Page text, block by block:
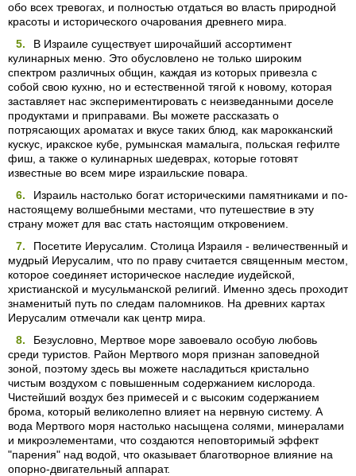
обо всех тревогах, и полностью отдаться во власть природной
красоты и исторического очарования древнего мира.
В Израиле существует широчайший ассортимент
кулинарных меню. Это обусловлено не только широким
спектром различных общин, каждая из которых привезла с
собой свою кухню, но и естественной тягой к новому, которая
заставляет нас экспериментировать с неизведанными доселе
продуктами и приправами. Вы можете рассказать о
потрясающих ароматах и вкусе таких блюд, как марокканский
кускус, иракское кубе, румынская мамалыга, польская гефилте
фиш, а также о кулинарных шедеврах, которые готовят
известные во всем мире израильские повара.
Израиль настолько богат историческими памятниками и по-
настоящему волшебными местами, что путешествие в эту
страну может для вас стать настоящим откровением.
Посетите Иерусалим. Столица Израиля - величественный и
мудрый Иерусалим, что по праву считается священным местом,
которое соединяет историческое наследие иудейской,
христианской и мусульманской религий. Именно здесь проходит
знаменитый путь по следам паломников. На древних картах
Иерусалим отмечали как центр мира.
Безусловно, Мертвое море завоевало особую любовь
среди туристов. Район Мертвого моря признан заповедной
зоной, поэтому здесь вы можете насладиться кристально
чистым воздухом с повышенным содержанием кислорода.
Чистейший воздух без примесей и с высоким содержанием
брома, который великолепно влияет на нервную систему. А
вода Мертвого моря настолько насыщена солями, минералами
и микроэлементами, что создаются неповторимый эффект
"парения" над водой, что оказывает благотворное влияние на
опорно-двигательный аппарат.